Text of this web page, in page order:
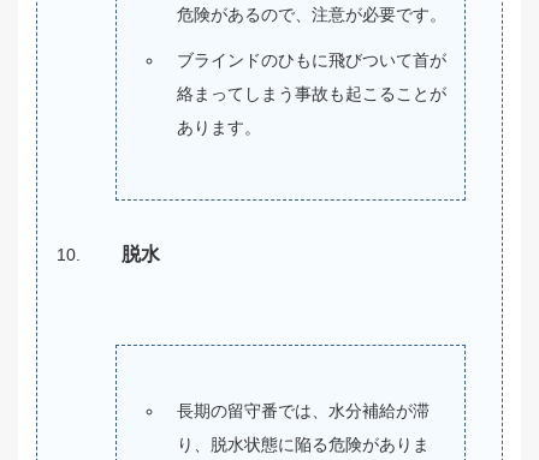
危険があるので、注意が必要です。
ブラインドのひもに飛びついて首が
絡まってしまう事故も起こることが
あります。
脱水
長期の留守番では、水分補給が滞
り、脱水状態に陥る危険がありま